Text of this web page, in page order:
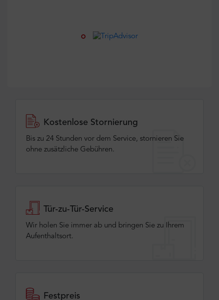
Kostenlose Stornierung
Bis zu 24 Stunden vor dem Service, stornieren Sie
ohne zusätzliche Gebühren.
Tür-zu-Tür-Service
Wir holen Sie immer ab und bringen Sie zu Ihrem
Aufenthaltsort.
Festpreis